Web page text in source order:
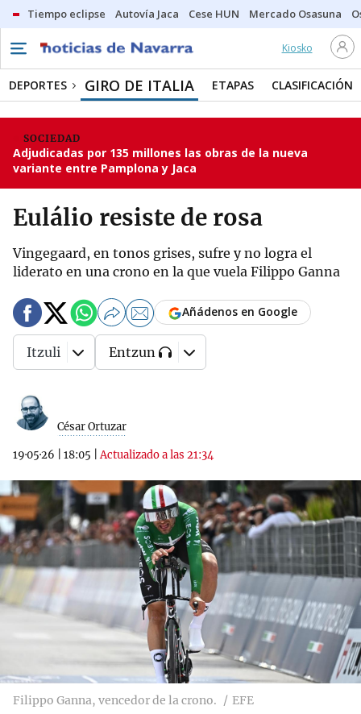
Tiempo eclipse Autovía Jaca Cese HUN Mercado Osasuna
Kiosko
DEPORTES GIRO DE ITALIA ETAPAS CLASIFICACIÓN
SOCIEDAD
Adjudicadas por 135 millones las obras de la nueva
variante entre Pamplona y Jaca
Eulálio resiste de rosa
Vingegaard, en tonos grises, sufre y no logra el
liderato en una crono en la que vuela Filippo Ganna
César Ortuzar
19·05·26 18:05 |Actualizado a las 21:34
Añádenos en Google
Itzuli Entzun
Filippo Ganna, vencedor de la crono. EFE